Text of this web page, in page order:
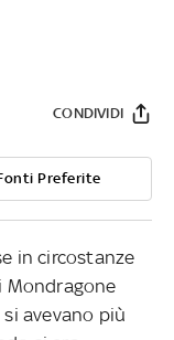
Preferite
CONDIVIDI
in circostanze
Mondragone
avevano più